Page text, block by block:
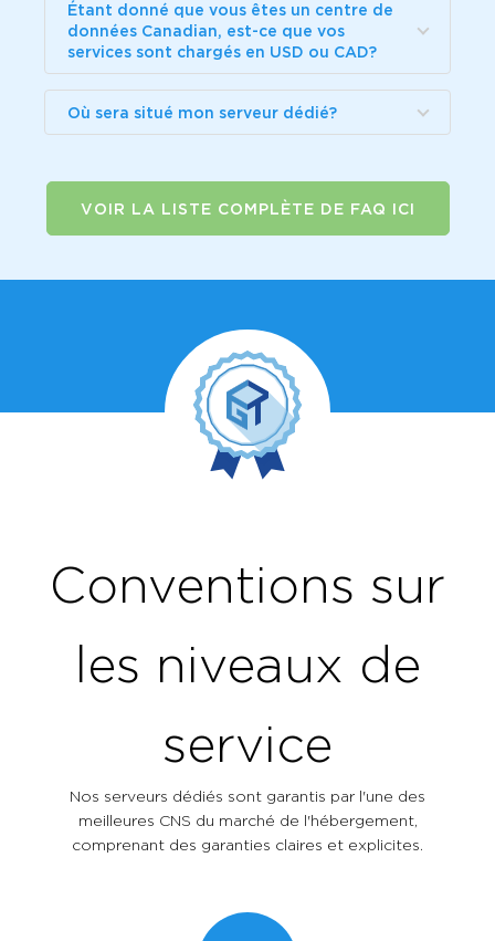
Étant donné que vous êtes un centre de
données Canadian, est-ce que vos
services sont chargés en USD ou CAD?
Où sera situé mon serveur dédié?
VOIR LA LISTE COMPLÈTE DE FAQ ICI
Conventions sur
les niveaux de
service
Nos serveurs dédiés sont garantis par l'une des
meilleures CNS du marché de l'hébergement,
comprenant des garanties claires et explicites.